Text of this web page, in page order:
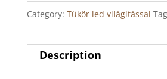
Category: Tükör led világítással
Description